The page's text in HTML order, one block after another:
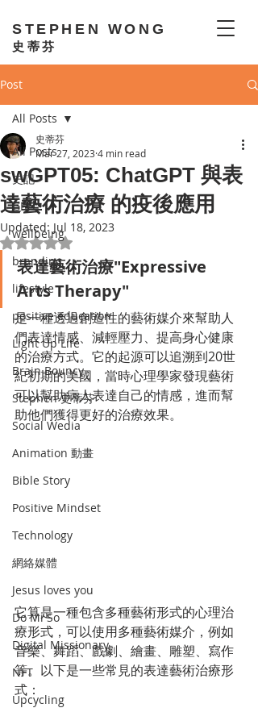
STEPHEN WONG
史蒂芬
Post
All Posts
史記
GEO
wellbeing
branding
lifestyle
positive education
Light Up Life
Brain Bouncy
Stephen 史蒂芬
Social Wedia
Animation 動畫
Bible Story
Positive Mindset
Technology
網絡媒體
Jesus loves you
Do Mi So
Digital Missionary
NFT
Upcycling
All Posts
swGPT05: ChatGPT 與表
達藝術治療 的疫後應用
史蒂芬
Mar 27, 2023 4 min read
Updated: Jul 18, 2023
Rated NaN out of 5 stars.
表達藝術治療"Expressive
Arts Therapy"
是一種透過創造性的藝術媒介來幫助人
們表達情感、減輕壓力、提高身心健康
的治療方式。它的起源可以追溯到20世
紀初期的美國，當時心理學家發現藝術
可以幫助病人表達自己的情感，進而幫
助他們獲得更好的治療效果。
它算是一種包含多種藝術形式的心理治
療形式，可以使用多種藝術媒介，例如
音樂、舞蹈、戲劇、繪畫、雕塑、寫作
等。以下是一些常見的表達藝術治療形
式：